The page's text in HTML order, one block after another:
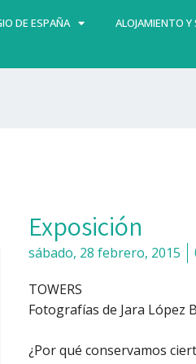
DE ESPAÑA ALOJAMIENTO Y
Exposición
sábado, 28 febrero, 2015
TOWERS
Fotografías de Jara López
¿Por qué conservamos